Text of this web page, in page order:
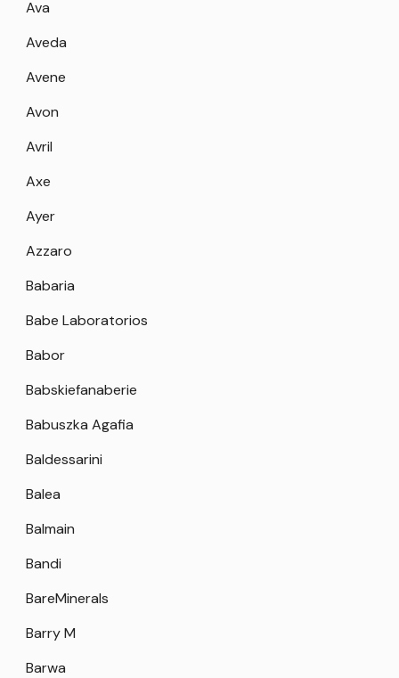
Ava
Aveda
Avene
Avon
Avril
Axe
Ayer
Azzaro
Babaria
Babe Laboratorios
Babor
Babskiefanaberie
Babuszka Agafia
Baldessarini
Balea
Balmain
Bandi
BareMinerals
Barry M
Barwa